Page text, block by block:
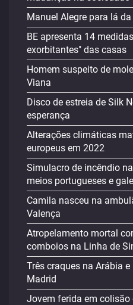
Manuel Alegre para lá
BE apresenta 14
exorbitantes" das casas
Homem suspeito de
Viana
Disco de estreia de Silk
esperança
Alterações climáticas
europeus em 2022
Simulacro de incêndio
meios portugueses e
Camila nasceu na
Valença
Atropelamento mortal
comboios na Linha de
Três craques na Arábia
Madrid
Jovem ferida em